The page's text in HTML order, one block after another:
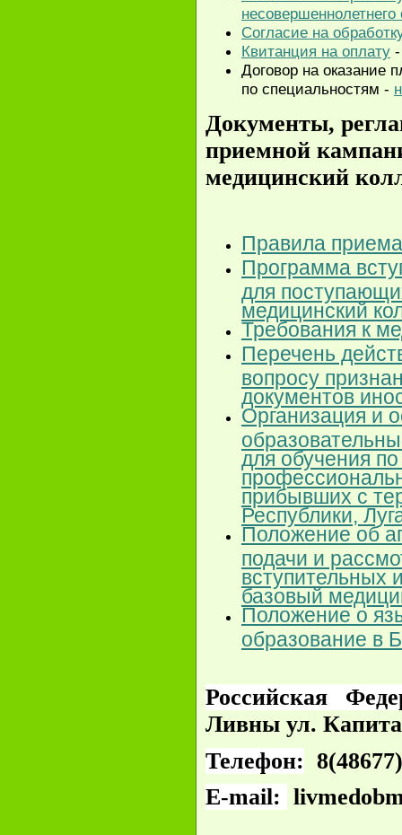
несовершеннолетнего
Согласие на
Квитанция на оплату
Договор на оказание
по специальностям -
Документы,
приемной
медицинский
Правила приема
Программа
для
медицинский
Требования к
Перечень
вопросу
документов
Организация и
для обучения
прибывших с
Республики,
Положение об
подачи и
базовый
Положение о
образование
Российская
Ливны ул.
Телефон:
E-mail: